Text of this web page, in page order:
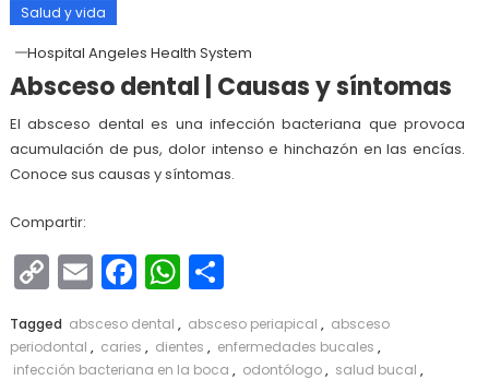
Salud y vida
Hospital Angeles Health System
Absceso dental | Causas y síntomas
El absceso dental es una infección bacteriana que provoca
acumulación de pus, dolor intenso e hinchazón en las encías.
Conoce sus causas y síntomas.
Compartir:
Copy
Link
EmailFacebook
WhatsApp
Compartir
Tagged absceso dental , absceso periapical , absceso
periodontal , caries , dientes , enfermedades bucales ,
infección bacteriana en la boca , odontólogo, salud bucal ,